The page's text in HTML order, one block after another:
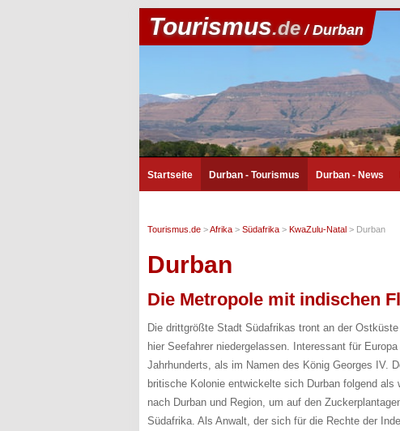
Tourismus.de/ Durban
Startseite Durban - Tourismus Durban - News
Tourismus.de >Afrika > Südafrika > KwaZulu-Natal > Durban
Durban
Die Metropole mit indischen
Die drittgrößte Stadt Südafrikas tront an der
hier Seefahrer niedergelassen. Interessant für
Jahrhunderts, als im Namen des König Georges IV.
britische Kolonie entwickelte sich Durban folgend
nach Durban und Region, um auf den
Südafrika. Als Anwalt, der sich für die Rechte der